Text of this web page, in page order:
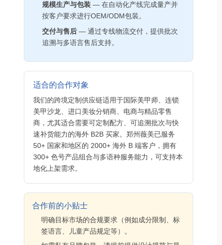
规模生产与包装 — 在自动化产线完成量产并
按客户要求进行OEM/ODM包装。
交付与售后 — 通过专线物流交付，提供批次
追溯与多语言售后支持。
适合的合作对象
我们的跨境定制供应链适用于国际美甲师、连锁
美甲沙龙、进口美妆分销商、电商与精品零售
商，尤其适合需要可定制配方、可追溯批次与快
速补货能力的海外 B2B 买家。郑州薇美已服务
50+ 国家和地区的 2000+ 海外 B 端客户，拥有
300+ 色号产品组合与多语种服务能力，可支持本
地化上架需求。
合作前的小贴士
明确目标市场的合规要求（例如成分限制、标
签语言、儿童产品规定等）。